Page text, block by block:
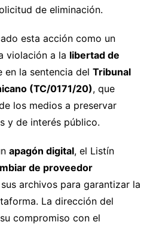
de eliminación.
esta acción como un
violación a la libertad de
en la sentencia del Tribunal
(TC/0171/20), que
los medios a preservar
y de interés público.
apagón digital, el Listín
de proveedor
archivos para garantizar la
La dirección del
compromiso con el